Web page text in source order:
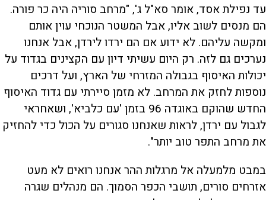
עד נפילת אסד, אומר סא"ל ג', "מרחב סוריה היה כר פורה.
הם מנסים לשוב אליו, אבל המשטר הנוכחי עוין אותם
ומקשה עליהם. לא ידוע אם הם ירדו לירדן, אבל אנחנו
נערכים גם לזה. רק היום עשיתי דיון עם הקצינים בגדוד על
יכולות האיסוף בגבולה המזרחי של הארץ, ועל דרכים
נוספות לחזק את המרחב. לא מזמן סיירתי עם גדוד האיסוף
החדש שהוקם באוגדה 96 בזמן 'עם כלביא', ושאחראי
לגבול עם ירדן, לראות שאנחנו סגורים על הכול כדי להחזיק
את מרחב התפר טוב יותר".
במבט מלמעלה אל מרגלות ההר אנחנו רואים לא מעט
אזרחים סורים, תושבי הכפר הסמוך. הם מנהלים שגרה